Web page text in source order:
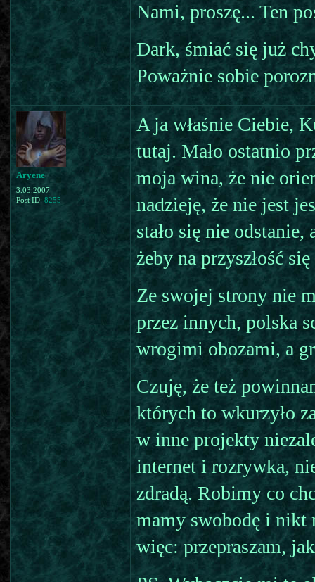
Nami, proszę... Ten
Dark, śmiać się już
Poważnie sobie
Aryene
3.03.2007
Post ID: 8255
A ja właśnie Ciebie,
tutaj. Mało ostatnio
moja wina, że nie
nadzieję, że nie jest
stało się nie
żeby na przyszłość
Ze swojej strony nie
przez innych, polska
wrogimi obozami, a
Czuję, że też
których to wkurzyło
w inne projekty
internet i rozrywka,
zdradą. Robimy co
mamy swobodę i nikt
więc: przepraszam,